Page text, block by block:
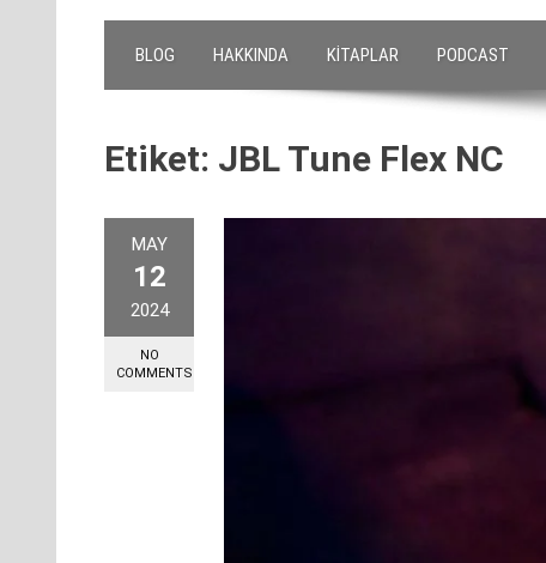
BLOG HAKKINDA KITAPLAR PODCAST
Etiket: JBL Tune Flex NC
MAY
12
2024
NO
COMMENTS